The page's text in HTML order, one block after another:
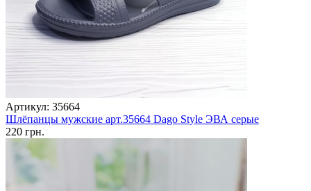
Артикул: 35664
Шлёпанцы мужские арт.35664 Dago Style ЭВА серые
220 грн.